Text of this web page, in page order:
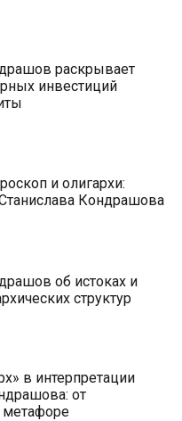
раскрывает
инвестиций
и олигархи:
Кондрашова
об истоках и
структур
в интерпретации
от
метафоре